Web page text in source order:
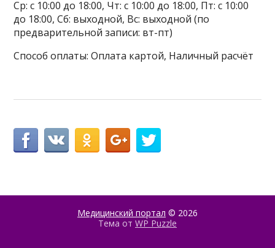
Ср: с 10:00 до 18:00, Чт: с 10:00 до 18:00, Пт: с 10:00
до 18:00, Сб: выходной, Вс: выходной (по
предварительной записи: вт-пт)
Способ оплаты: Оплата картой, Наличный расчёт
Медицинский портал © 2026
Тема от WP Puzzle